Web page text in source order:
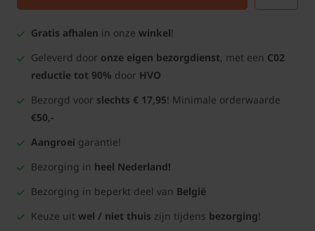
Gratis afhalen in onze winkel!
Geleverd door onze eigen bezorgdienst, met een C02
reductie tot 90% door HVO
Bezorgd voor slechts € 17,95! Minimale orderwaarde
€50,-
Aangroei garantie!
Bezorging in heel Nederland!
Bezorging in beperkt deel van België
Keuze uit wel / niet thuis zijn tijdens bezorging!